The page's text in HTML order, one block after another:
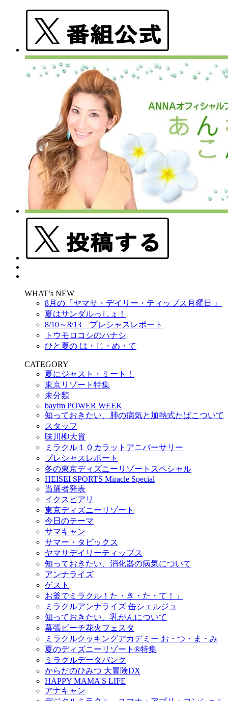
WHAT’s NEW
8月の『ヤマサ・デイリー・ティップス月曜日 』
夏はサンダルっしょ！
8/10～8/13 プレシャスレポート
トウモロコシのハナシ
ひと夏の は・じ・め・て
CATEGORY
夏にジャスト・ミート！
東京リゾート特集
未分類
bayfm POWER WEEK
知っておきたい、肺の病気と加熱式たばこついて
スタッフ
味川柳大賞
ミラクル１０カラットアニバーサリー
プレシャスレポート
冬の東京ディズニーリゾートスペシャル
HEISEI SPORTS Miracle Special
当選者発表
イクスピアリ
東京ディズニーリゾート
今日のテーマ
サマキャン
サマー・タピックス
ヤマサデイリーティップス
知っておきたい、消化器の病気について
アンナライズ
ゲスト
お釜でミラクル！た・き・た・て！」
ミラクルアンナライズ 缶シェルジュ
知っておきたい、乳がんについて
幕張ビーチ花火フェスタ
ミラクルクッキングアカデミー お・つ・ま・み
夏のディズニーリゾート®特集
ミラクルデータバンク
からだのひみつ 大冒険DX
HAPPY MAMA'S LIFE
アナキャン